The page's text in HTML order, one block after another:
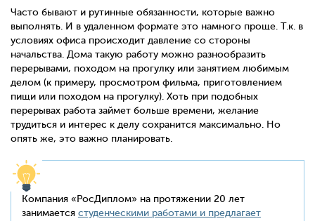
Часто бывают и рутинные обязанности, которые важно
выполнять. И в удаленном формате это намного проще. Т.к. в
условиях офиса происходит давление со стороны
начальства. Дома такую работу можно разнообразить
перерывами, походом на прогулку или занятием любимым
делом (к примеру, просмотром фильма, приготовлением
пищи или походом на прогулку). Хоть при подобных
перерывах работа займет больше времени, желание
трудиться и интерес к делу сохранится максимально. Но
опять же, это важно планировать.
Компания «РосДиплом» на протяжении 20 лет
занимается студенческими работами и предлагает